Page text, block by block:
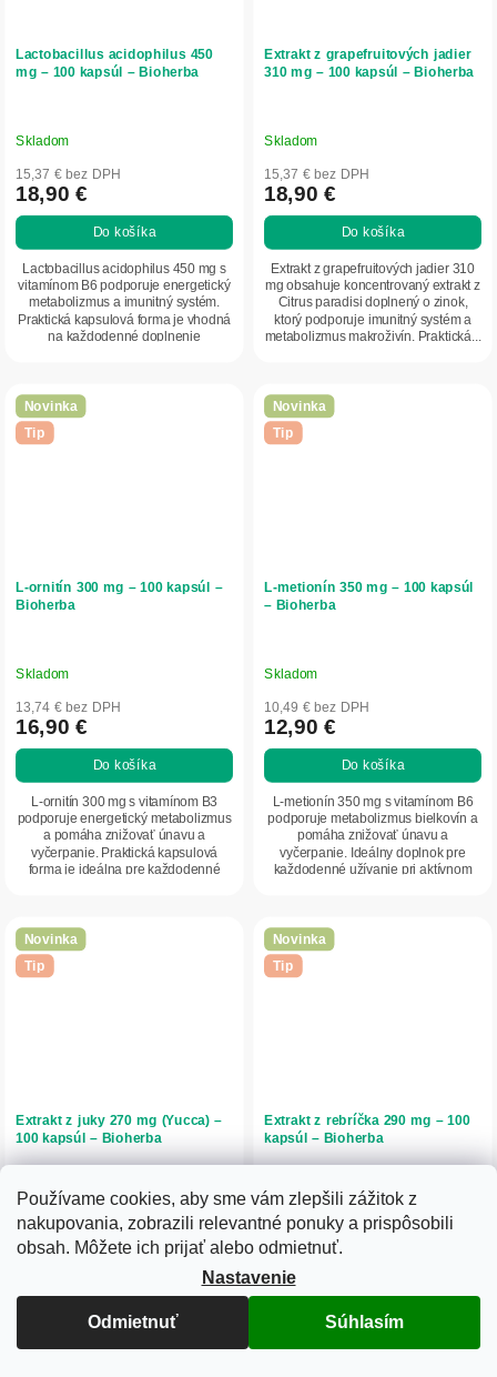
Používame cookies, aby sme vám zlepšili zážitok z
nakupovania, zobrazili relevantné ponuky a prispôsobili
obsah. Môžete ich prijať alebo odmietnuť.
Nastavenie
Odmietnuť Súhlasím
Lactobacillus acidophilus 450
mg – 100 kapsúl – Bioherba
Skladom
15,37 € bez DPH
18,90 €
Do košíka
Lactobacillus acidophilus 450 mg s
vitamínom B6 podporuje energetický
metabolizmus a imunitný systém.
Praktická kapsulová forma je vhodná
na každodenné doplnenie
Extrakt z grapefruitových jadier
310 mg – 100 kapsúl – Bioherba
Skladom
15,37 € bez DPH
18,90 €
Do košíka
Extrakt z grapefruitových jadier 310
mg obsahuje koncentrovaný extrakt z
Citrus paradisi doplnený o zinok,
ktorý podporuje imunitný systém a
metabolizmus makroživín. Praktická...
Novinka
Tip
L-ornitín 300 mg – 100 kapsúl –
Bioherba
Skladom
13,74 € bez DPH
16,90 €
Do košíka
L-ornitín 300 mg s vitamínom B3
podporuje energetický metabolizmus
a pomáha znižovať únavu a
vyčerpanie. Praktická kapsulová
forma je ideálna pre každodenné
Novinka
Tip
L-metionín 350 mg – 100 kapsúl
– Bioherba
Skladom
10,49 € bez DPH
12,90 €
Do košíka
L-metionín 350 mg s vitamínom B6
podporuje metabolizmus bielkovín a
pomáha znižovať únavu a
vyčerpanie. Ideálny doplnok pre
každodenné užívanie pri aktívnom
Novinka
Tip
Extrakt z juky 270 mg (Yucca) –
100 kapsúl – Bioherba
Skladom
12,93 € bez DPH
15,90 €
Do košíka
koncentrovaný extrakt z Yucca
Novinka
Tip
Extrakt z rebríčka 290 mg – 100
kapsúl – Bioherba
Skladom
10,49 € bez DPH
12,90 €
Do košíka
koncentrovaný extrakt z Achillea